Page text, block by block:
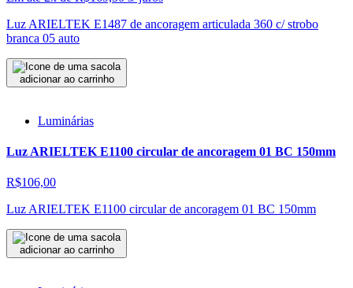
Luz ARIELTEK E1487 de ancoragem articulada 360 c/ strobo
branca 05 auto
adicionar ao carrinho
Luminárias
Luz ARIELTEK E1100 circular de ancoragem 01 BC 150mm
R$106,00
Luz ARIELTEK E1100 circular de ancoragem 01 BC 150mm
adicionar ao carrinho